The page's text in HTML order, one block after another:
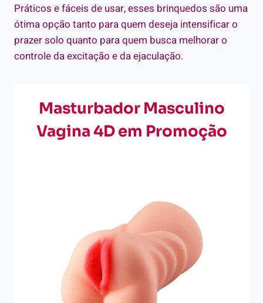
Práticos e fáceis de usar, esses brinquedos são uma
ótima opção tanto para quem deseja intensificar o
prazer solo quanto para quem busca melhorar o
controle da excitação e da ejaculação.
Masturbador Masculino
Vagina 4D em Promoção